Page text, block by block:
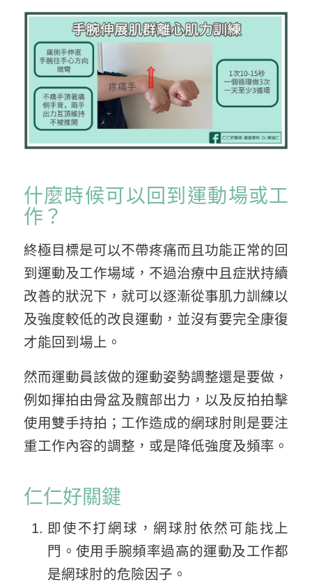
什麼時候可以回到運動場或工
作？
終極目標是可以不帶疼痛而且功能正常的回
到運動及工作場域，不過治療中且症狀持續
改善的狀況下，就可以逐漸從事肌力訓練以
及強度較低的改良運動，並沒有要完全康復
才能回到場上。
然而運動員該做的運動姿勢調整還是要做，
例如揮拍由骨盆及髖部出力，以及反拍拍擊
使用雙手持拍；工作造成的網球肘則是要注
重工作內容的調整，或是降低強度及頻率。
仁仁好關鍵
即使不打網球，網球肘依然可能找上
門。使用手腕頻率過高的運動及工作都
是網球肘的危險因子。